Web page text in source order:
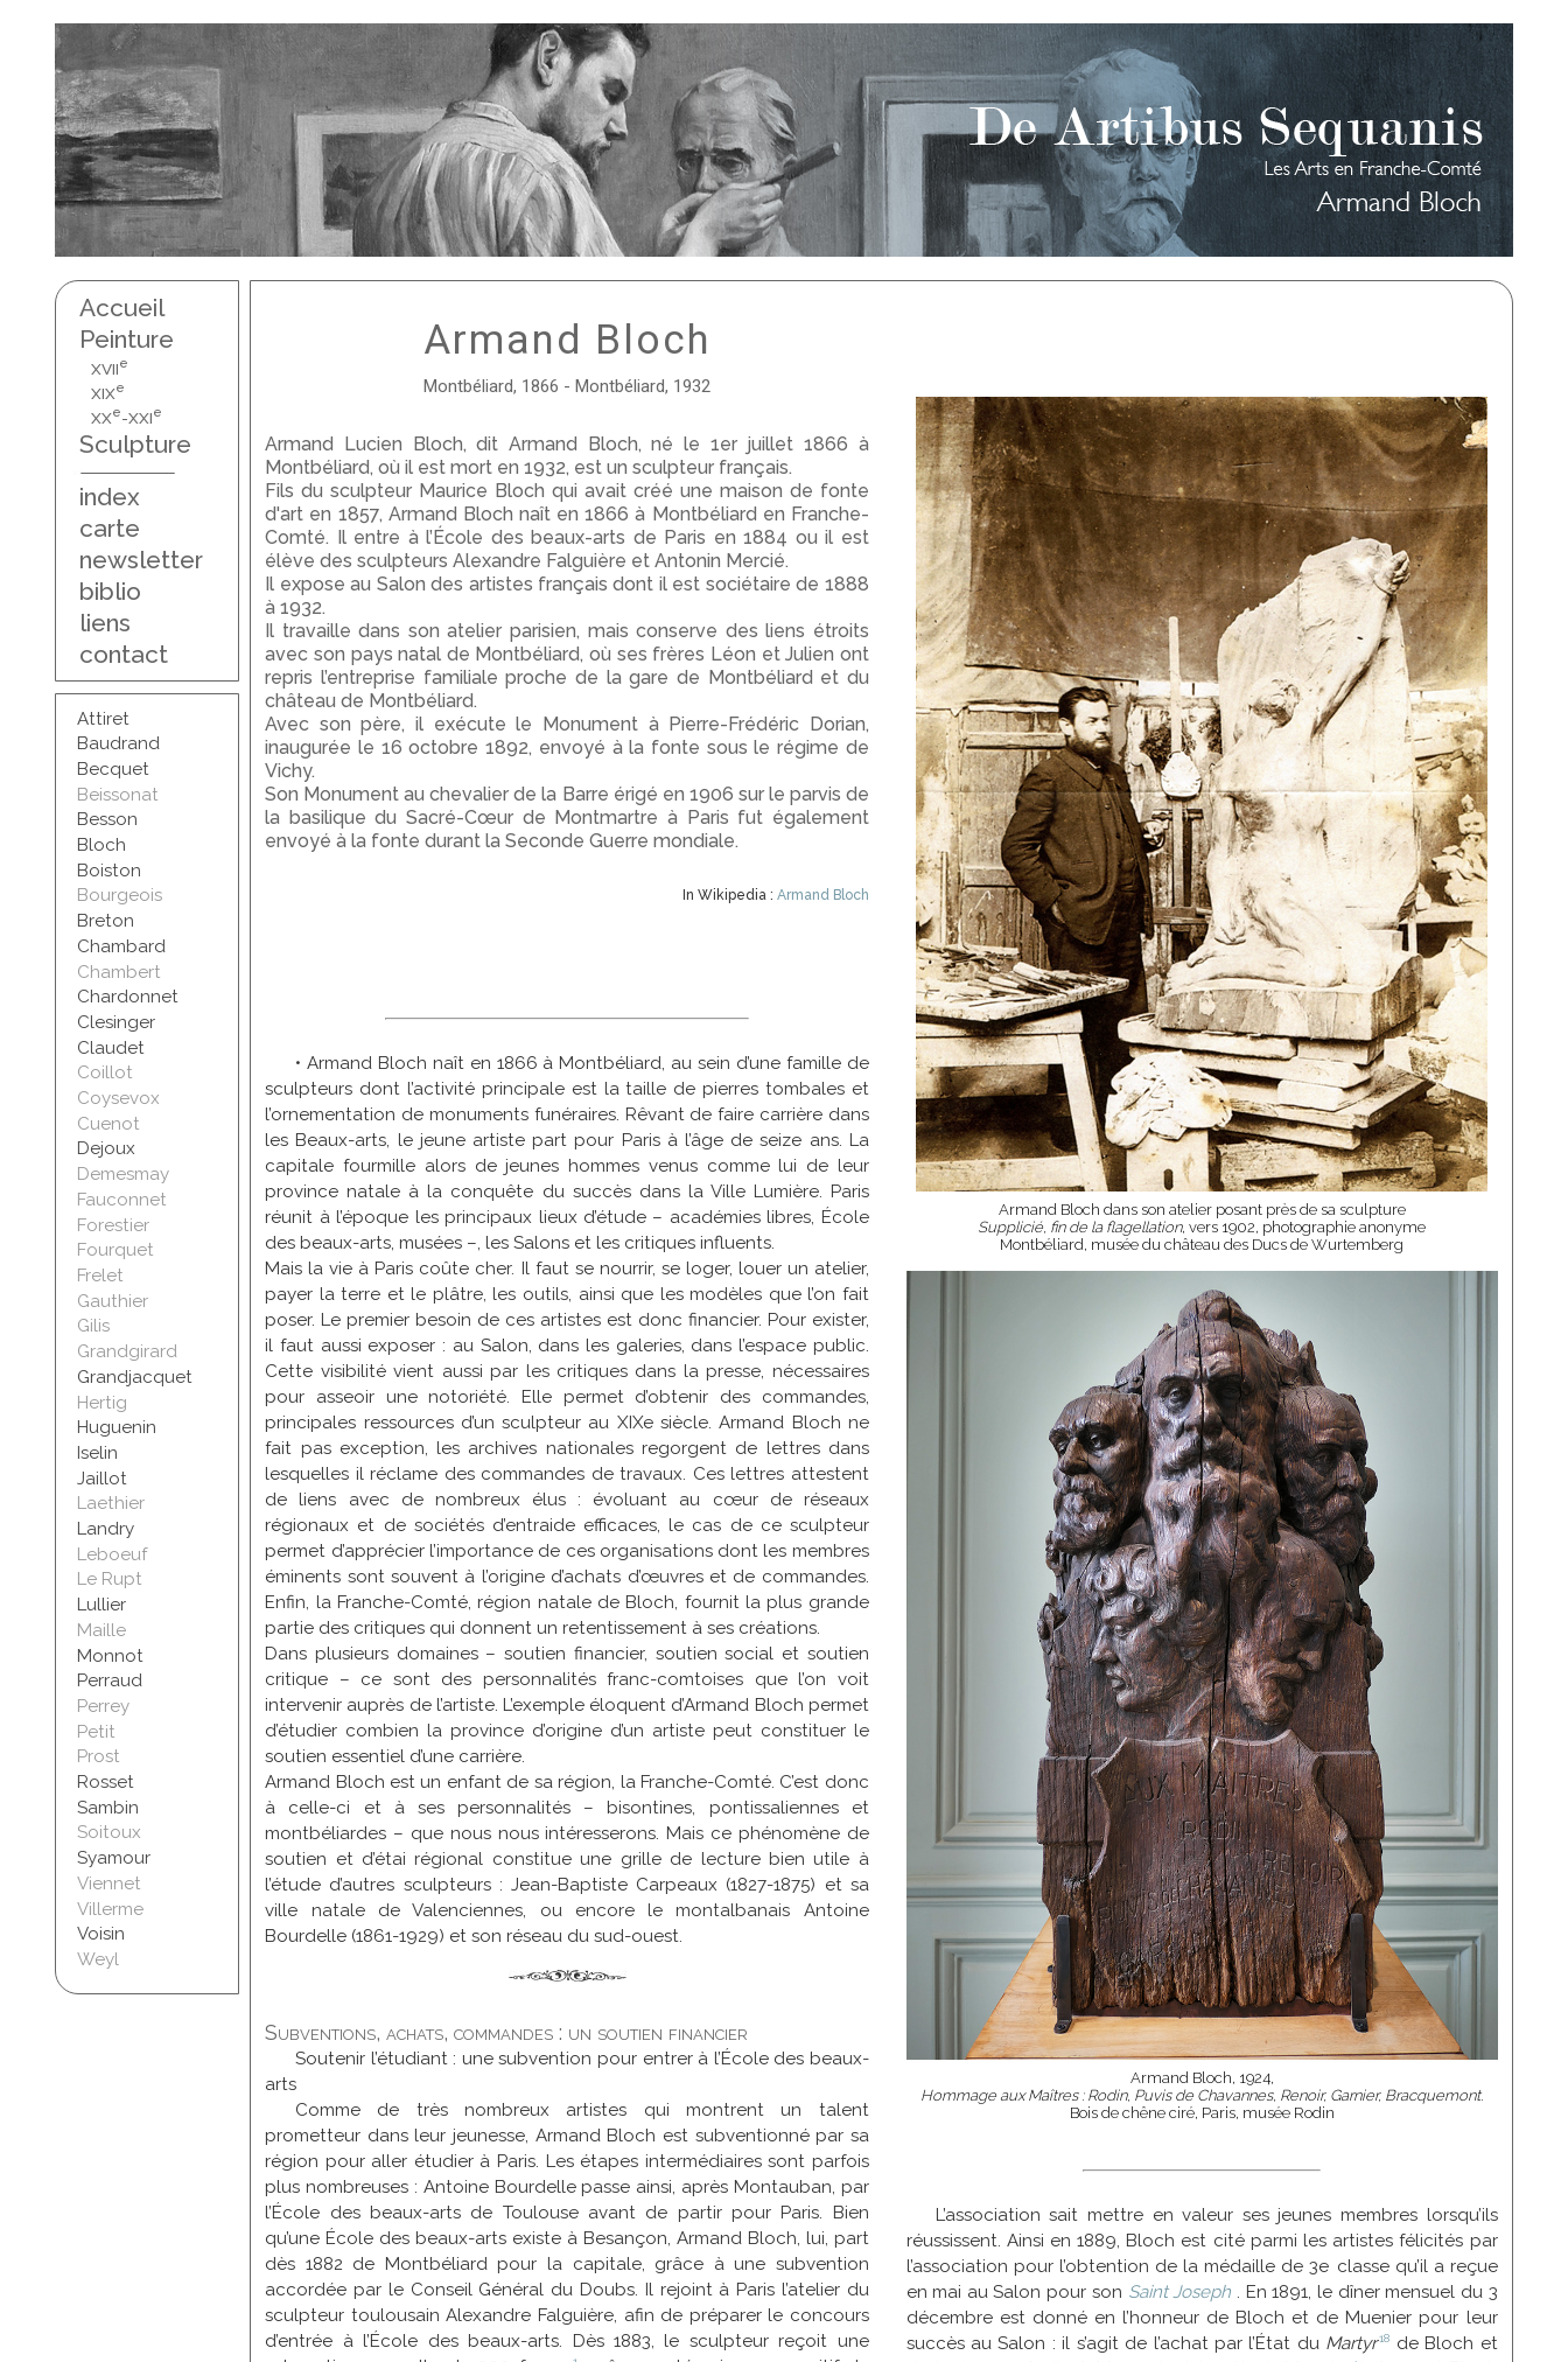
Accueil
Peinture
XVIIe
XIXe
XXe-XXIe
Sculpture
index
carte
newsletter
biblio
liens
contact
Attiret
Baudrand
Becquet
Beissonat
Besson
Bloch
Boiston
Bourgeois
Breton
Chambard
Chambert
Chardonnet
Clesinger
Claudet
Coillot
Coysevox
Cuenot
Dejoux
Demesmay
Fauconnet
Forestier
Fourquet
Frelet
Gauthier
Gilis
Grandgirard
Grandjacquet
Hertig
Huguenin
Iselin
Jaillot
Laethier
Landry
Leboeuf
Le Rupt
Lullier
Maille
Monnot
Perraud
Perrey
Petit
Prost
Rosset
Sambin
Soitoux
Syamour
Viennet
Villerme
Voisin
Weyl
Armand Bloch
Montbéliard, 1866 - Montbéliard, 1932
Armand Lucien Bloch, dit Armand Bloch, né le 1er juillet 1866 à
Montbéliard, où il est mort en 1932, est un sculpteur français.
Fils du sculpteur Maurice Bloch qui avait créé une maison de fonte
d'art en 1857, Armand Bloch naît en 1866 à Montbéliard en Franche-
Comté. Il entre à l’École des beaux-arts de Paris en 1884 ou il est
élève des sculpteurs Alexandre Falguière et Antonin Mercié.
Il expose au Salon des artistes français dont il est sociétaire de 1888
à 1932.
Il travaille dans son atelier parisien, mais conserve des liens étroits
avec son pays natal de Montbéliard, où ses frères Léon et Julien ont
repris l’entreprise familiale proche de la gare de Montbéliard et du
château de Montbéliard.
Avec son père, il exécute le Monument à Pierre-Frédéric Dorian,
inaugurée le 16 octobre 1892, envoyé à la fonte sous le régime de
Vichy.
Son Monument au chevalier de la Barre érigé en 1906 sur le parvis de
la basilique du Sacré-Cœur de Montmartre à Paris fut également
envoyé à la fonte durant la Seconde Guerre mondiale.
In Wikipedia : Armand Bloch
• Armand Bloch naît en 1866 à Montbéliard, au sein d’une famille de
sculpteurs dont l’activité principale est la taille de pierres tombales et
l’ornementation de monuments funéraires. Rêvant de faire carrière dans
les Beaux-arts, le jeune artiste part pour Paris à l’âge de seize ans. La
capitale fourmille alors de jeunes hommes venus comme lui de leur
province natale à la conquête du succès dans la Ville Lumière. Paris
réunit à l’époque les principaux lieux d’étude – académies libres, École
des beaux-arts, musées –, les Salons et les critiques influents.
Mais la vie à Paris coûte cher. Il faut se nourrir, se loger, louer un atelier,
payer la terre et le plâtre, les outils, ainsi que les modèles que l’on fait
poser. Le premier besoin de ces artistes est donc financier. Pour exister,
il faut aussi exposer : au Salon, dans les galeries, dans l’espace public.
Cette visibilité vient aussi par les critiques dans la presse, nécessaires
pour asseoir une notoriété. Elle permet d’obtenir des commandes,
principales ressources d’un sculpteur au XIXe siècle. Armand Bloch ne
fait pas exception, les archives nationales regorgent de lettres dans
lesquelles il réclame des commandes de travaux. Ces lettres attestent
de liens avec de nombreux élus : évoluant au cœur de réseaux
régionaux et de sociétés d’entraide efficaces, le cas de ce sculpteur
permet d’apprécier l’importance de ces organisations dont les membres
éminents sont souvent à l’origine d’achats d’œuvres et de commandes.
Enfin, la Franche-Comté, région natale de Bloch, fournit la plus grande
partie des critiques qui donnent un retentissement à ses créations.
Dans plusieurs domaines – soutien financier, soutien social et soutien
critique – ce sont des personnalités franc-comtoises que l’on voit
intervenir auprès de l’artiste. L’exemple éloquent d’Armand Bloch permet
d’étudier combien la province d’origine d’un artiste peut constituer le
soutien essentiel d’une carrière.
Armand Bloch est un enfant de sa région, la Franche-Comté. C’est donc
à celle-ci et à ses personnalités – bisontines, pontissaliennes et
montbéliardes – que nous nous intéresserons. Mais ce phénomène de
soutien et d’étai régional constitue une grille de lecture bien utile à
l’étude d’autres sculpteurs : Jean-Baptiste Carpeaux (1827-1875) et sa
ville natale de Valenciennes, ou encore le montalbanais Antoine
Bourdelle (1861-1929) et son réseau du sud-ouest.
Subventions, achats, commandes : un soutien financier
Soutenir l’étudiant : une subvention pour entrer à l’École des beaux-
arts
Comme de très nombreux artistes qui montrent un talent
prometteur dans leur jeunesse, Armand Bloch est subventionné par sa
région pour aller étudier à Paris. Les étapes intermédiaires sont parfois
plus nombreuses : Antoine Bourdelle passe ainsi, après Montauban, par
l’École des beaux-arts de Toulouse avant de partir pour Paris. Bien
qu’une École des beaux-arts existe à Besançon, Armand Bloch, lui, part
dès 1882 de Montbéliard pour la capitale, grâce à une subvention
accordée par le Conseil Général du Doubs. Il rejoint à Paris l’atelier du
sculpteur toulousain Alexandre Falguière, afin de préparer le concours
d’entrée à l’École des beaux-arts. Dès 1883, le sculpteur reçoit une
Armand Bloch dans son atelier posant près de sa sculpture
Supplicié, fin de la flagellation, vers 1902, photographie anonyme
Montbéliard, musée du château des Ducs de Wurtemberg
Armand Bloch, 1924,
Hommage aux Maîtres : Rodin, Puvis de Chavannes, Renoir, Garnier, Bracquemont.
Bois de chêne ciré, Paris, musée Rodin
L’association sait mettre en valeur ses jeunes membres lorsqu’ils
réussissent. Ainsi en 1889, Bloch est cité parmi les artistes félicités par
l’association pour l’obtention de la médaille de 3e classe qu’il a reçue
en mai au Salon pour son Saint Joseph . En 1891, le dîner mensuel du 3
décembre est donné en l’honneur de Bloch et de Muenier pour leur
succès au Salon : il s’agit de l’achat par l’État du Martyr18
de Bloch et